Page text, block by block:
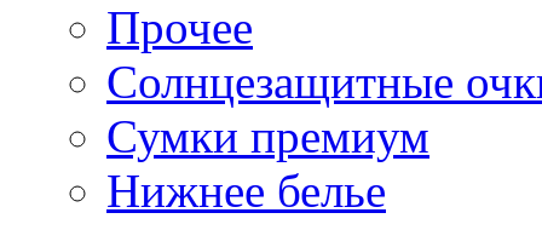
Прочее
Солнцезащитные
Сумки премиум
Нижнее белье